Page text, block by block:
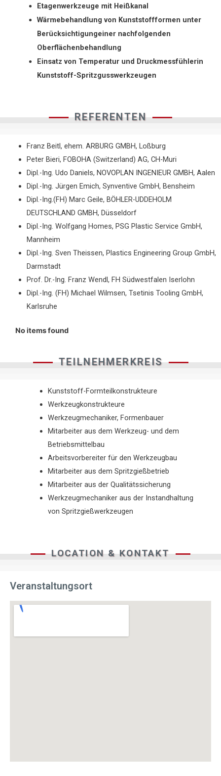
Etagenwerkzeuge mit Heißkanal
Wärmebehandlung von Kunststoffformen unter
Berücksichtigungeiner nachfolgenden
Oberflächenbehandlung
Einsatz von Temperatur und Druckmessfühlerin
Kunststoff-Spritzgusswerkzeugen
REFERENTEN
Franz Beitl, ehem. ARBURG GMBH, Loßburg
Peter Bieri, FOBOHA (Switzerland) AG, CH-Muri
Dipl.-Ing. Udo Daniels, NOVOPLAN INGENIEUR GMBH, Aalen
Dipl.-Ing. Jürgen Emich, Synventive GmbH, Bensheim
Dipl.-Ing.(FH) Marc Geile, BÖHLER-UDDEHOLM
DEUTSCHLAND GMBH, Düsseldorf
Dipl.-Ing. Wolfgang Homes, PSG Plastic Service GmbH,
Mannheim
Dipl.-Ing. Sven Theissen, Plastics Engineering Group GmbH,
Darmstadt
Prof. Dr.-Ing. Franz Wendl, FH Südwestfalen Iserlohn
Dipl.-Ing. (FH) Michael Wilmsen, Tsetinis Tooling GmbH,
Karlsruhe
No items found
TEILNEHMERKREIS
Kunststoff-Formteilkonstrukteure
Werkzeugkonstrukteure
Werkzeugmechaniker, Formenbauer
Mitarbeiter aus dem Werkzeug- und dem
Betriebsmittelbau
Arbeitsvorbereiter für den Werkzeugbau
Mitarbeiter aus dem Spritzgießbetrieb
Mitarbeiter aus der Qualitätssicherung
Werkzeugmechaniker aus der Instandhaltung
von Spritzgießwerkzeugen
LOCATION & KONTAKT
Veranstaltungsort